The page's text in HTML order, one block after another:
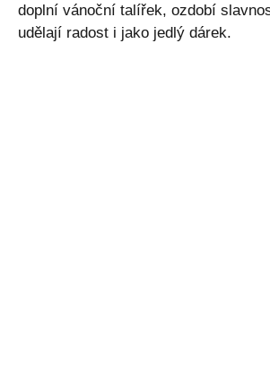
doplní vánoční talířek, ozdobí
udělají radost i jako jedlý dárek.